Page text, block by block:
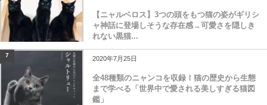
【ニャルベロス】3つの頭をもつ猫の姿がギリシ
ャ神話に登場しそうな存在感→可愛さを隠しき
れない黒猫...
7 2020年7月25日
全48種類のニャンコを収録！猫の歴史から生態
まで学べる「世界中で愛される美しすぎる猫図
鑑」